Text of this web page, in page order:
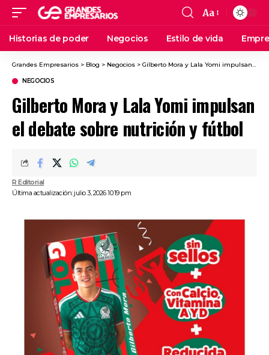
Aa
Historias de poder Negocios Estilo de vida
Grandes Empresarios > Blog > Negocios > Gilberto Mora y Lala Yomi impulsan el debate sobre nutrición y fútbol
NEGOCIOS
Gilberto Mora y Lala Yomi impulsan
el debate sobre nutrición y fútbol
Última actualización: julio 3, 2026 10:19 pm
R Editorial